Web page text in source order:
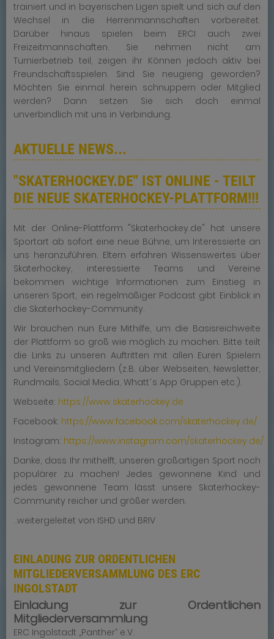
trainiert und in bayerischen Ligen spielt und sich auf den
Wechsel in die Herrenmannschaften vorbereitet.
Darüber hinaus spielen beim ERCI auch zwei
Freizeitmannschaften. Sie nehmen nicht am
Turnierbetrieb teil, zeigen ihr Können jedoch aktiv bei
Freundschaftsspielen. Sind Sie neugierig geworden?
Möchten Sie einmal herein schnuppern oder Mitglied
werden? Dann setzen Sie sich doch einmal
unverbindlich mit uns in Verbindung.
AKTUELLE NEWS...
"SKATERHOCKEY.DE" IST ONLINE - TEILT
DIE NEUE SKATERHOCKEY-PLATTFORM!!!
Mit der Online-Plattform "Skaterhockey.de" hat unsere
Sportart ab sofort eine neue Bühne, um Interessierte an
uns heranzuführen. Eltern erfahren Wissenswertes über
Skaterhockey, interessierte Teams und Vereine
bekommen wichtige Informationen zum Einstieg in
unseren Sport, ein regelmäßiger Podcast gibt Einblick in
die Skaterhockey-Community.
Wir brauchen nun Eure Mithilfe, um die Basisreichweite
der Plattform so groß wie möglich zu machen. Bitte teilt
die Links zu unseren Auftritten mit allen Euren Spielern
und Vereinsmitgliedern (z.B. über Webseiten, Newsletter,
Rundmails, Social Media, Whatt´s App Gruppen etc.).
Webseite: https://www.skaterhockey.de
Facebook: https://www.facebook.com/skaterhockey.de/
Instagram: https://www.instagram.com/skaterhockey.de/
Danke, dass Ihr mithelft, unseren großartigen Sport noch
populärer zu machen! Jedes gewonnene Kind und
jedes gewonnene Team lässt unsere Skaterhockey-
Community reicher und größer werden.
..weitergeleitet von ISHD und BRIV
EINLADUNG ZUR ORDENTLICHEN
MITGLIEDERVERSAMMLUNG DES ERC
INGOLSTADT
Einladung zur Ordentlichen
Mitgliederversammlung
ERC Ingolstadt „Panther“ e.V.